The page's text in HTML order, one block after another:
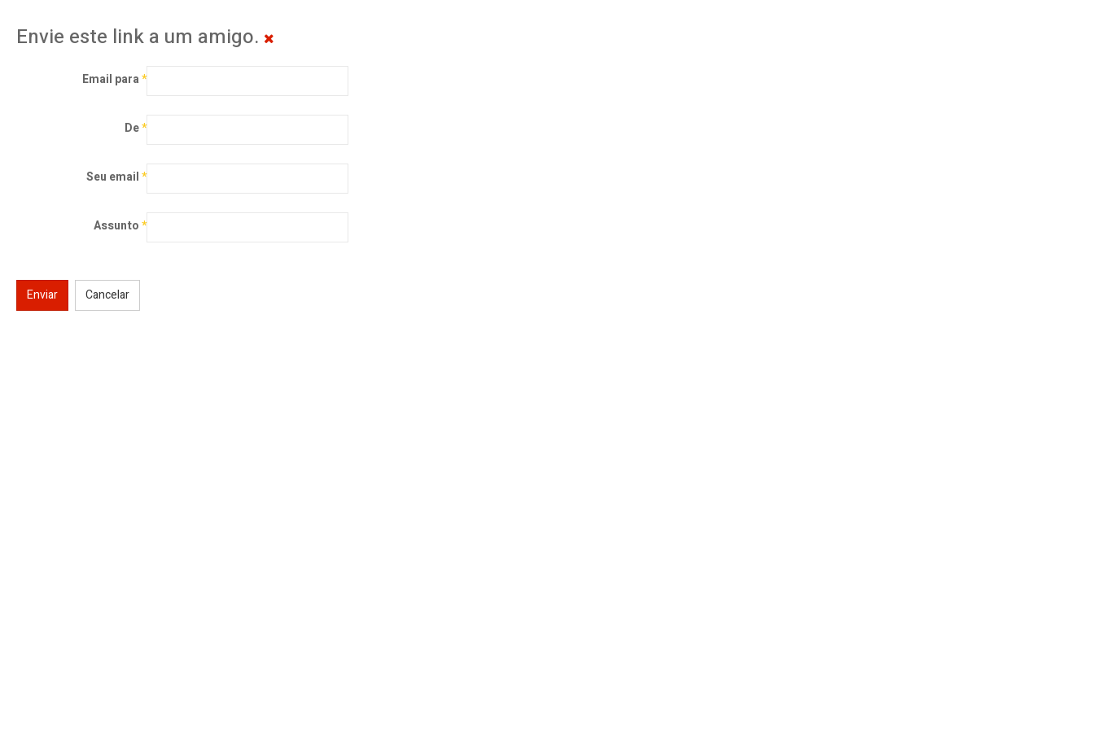
Envie este link a um amigo.
Email para*
De*
Seu email*
Assunto*
Enviar Cancelar